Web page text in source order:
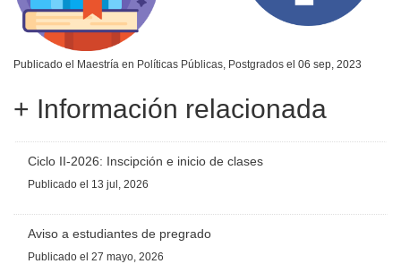
Publicado el Maestría en Políticas Públicas, Postgrados el 06 sep, 2023
+ Información relacionada
Ciclo II-2026: Inscipción e inicio de clases
Publicado el 13 jul, 2026
Aviso a estudiantes de pregrado
Publicado el 27 mayo, 2026